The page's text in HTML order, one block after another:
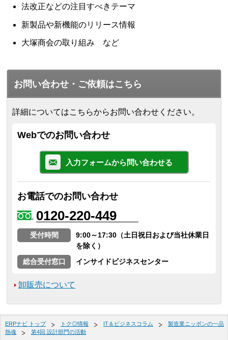
法改正などの注目すべきテーマ
新製品や新機能のリリース情報
大塚商会の取り組み など
お問い合わせ・ご依頼はこちら
詳細についてはこちらからお問い合わせください。
Webでのお問い合わせ
入力フォームから問い合わせる
お電話でのお問い合わせ
0120-220-449
受付時間
9:00～17:30（土日祝日および当社休業日
を除く）
総合受付窓口
インサイドビジネスセンター
卸販売について
ERPナビ トップ トク◎情報 IT＆ビジネスコラム
製造業ニッポンの一品
熱魂
第4回 設計部門の活動